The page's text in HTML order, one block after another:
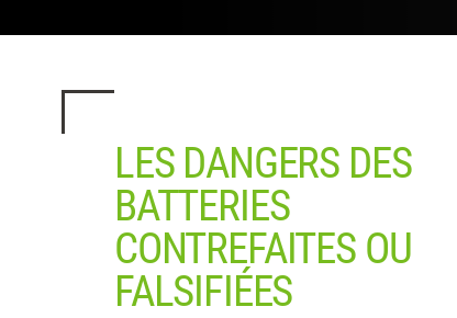
LES DANGERS DES
BATTERIES
CONTREFAITES OU
FALSIFIÉES